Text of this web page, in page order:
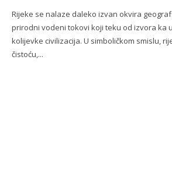
Rijeke se nalaze daleko izvan okvira
prirodni vodeni tokovi koji teku od izvora ka
kolijevke civilizacija. U simboličkom smislu,
čistoću,...